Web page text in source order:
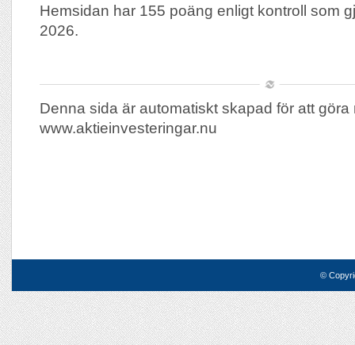
Hemsidan har 155 poäng enligt kontroll som
2026.
Denna sida är automatiskt skapad för att göra
www.aktieinvesteringar.nu
©